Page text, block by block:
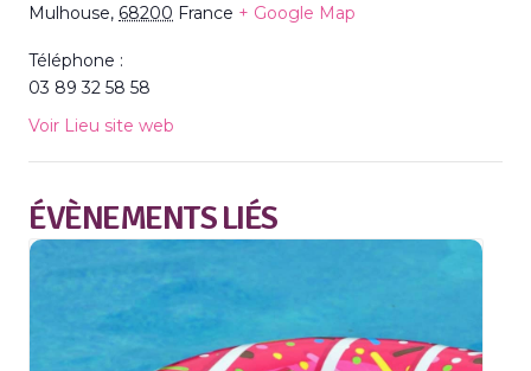
Mulhouse, 68200 France + Google Map
Téléphone :
03 89 32 58 58
Voir Lieu site web
ÉVÈNEMENTS LIÉS